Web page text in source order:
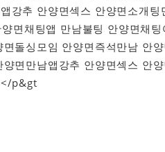
강추 안양면섹스 안양면소개
면채팅앱 만남불팅 안양면채
돌싱모임 안양면즉석만남 안
면만남앱강추 안양면섹스 안
</p&gt